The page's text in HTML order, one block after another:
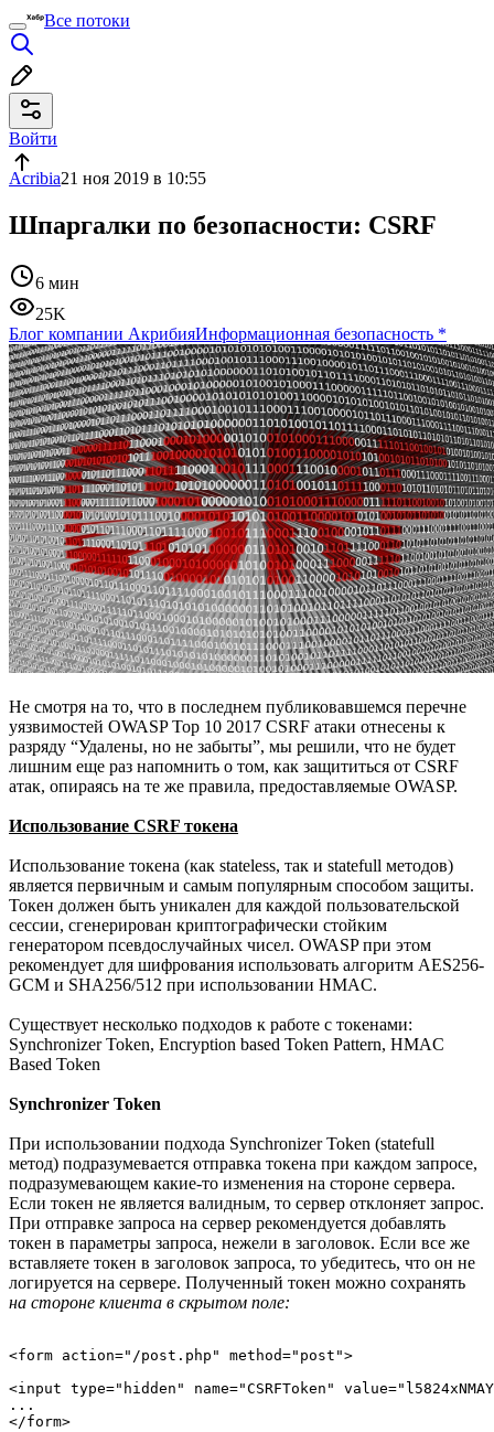
Все потоки
Войти
Acribia21 ноя 2019 в 10:55
Шпаргалки по безопасности: CSRF
6 мин
25K
Блог компании АкрибияИнформационная безопасность *
Не смотря на то, что в последнем публиковавшемся перечне
уязвимостей OWASP Top 10 2017 CSRF атаки отнесены к
разряду “Удалены, но не забыты”, мы решили, что не будет
лишним еще раз напомнить о том, как защититься от CSRF
атак, опираясь на те же правила, предоставляемые OWASP.
Использование CSRF токена
Использование токена (как stateless, так и statefull методов)
является первичным и самым популярным способом защиты.
Токен должен быть уникален для каждой пользовательской
сессии, сгенерирован криптографически стойким
генератором псевдослучайных чисел. OWASP при этом
рекомендует для шифрования использовать алгоритм AES256-
GCM и SHA256/512 при использовании HMAC.
Существует несколько подходов к работе с токенами:
Synchronizer Token, Encryption based Token Pattern, HMAC
Based Token
Synchronizer Token
При использовании подхода Synchronizer Token (statefull
метод) подразумевается отправка токена при каждом запросе,
подразумевающем какие-то изменения на стороне сервера.
Если токен не является валидным, то сервер отклоняет запрос.
При отправке запроса на сервер рекомендуется добавлять
токен в параметры запроса, нежели в заголовок. Если все же
вставляете токен в заголовок запроса, то убедитесь, что он не
логируется на сервере. Полученный токен можно сохранять
на стороне клиента в скрытом поле:
<form action="/post.php" method="post">
<input type="hidden" name="CSRFToken"
...
</form>